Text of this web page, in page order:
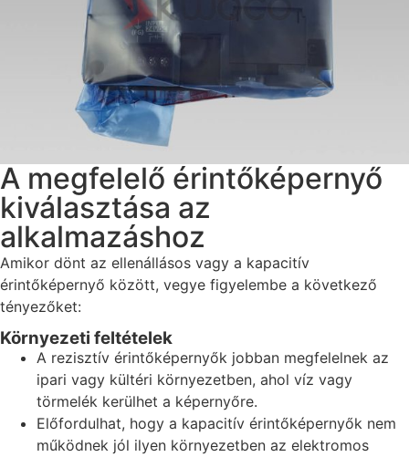
A megfelelő érintőképernyő
kiválasztása az
alkalmazáshoz
Amikor dönt az ellenállásos vagy a kapacitív
érintőképernyő között, vegye figyelembe a következő
tényezőket:
Környezeti feltételek
A rezisztív érintőképernyők jobban megfelelnek az
ipari vagy kültéri környezetben, ahol víz vagy
törmelék kerülhet a képernyőre.
Előfordulhat, hogy a kapacitív érintőképernyők nem
működnek jól ilyen környezetben az elektromos